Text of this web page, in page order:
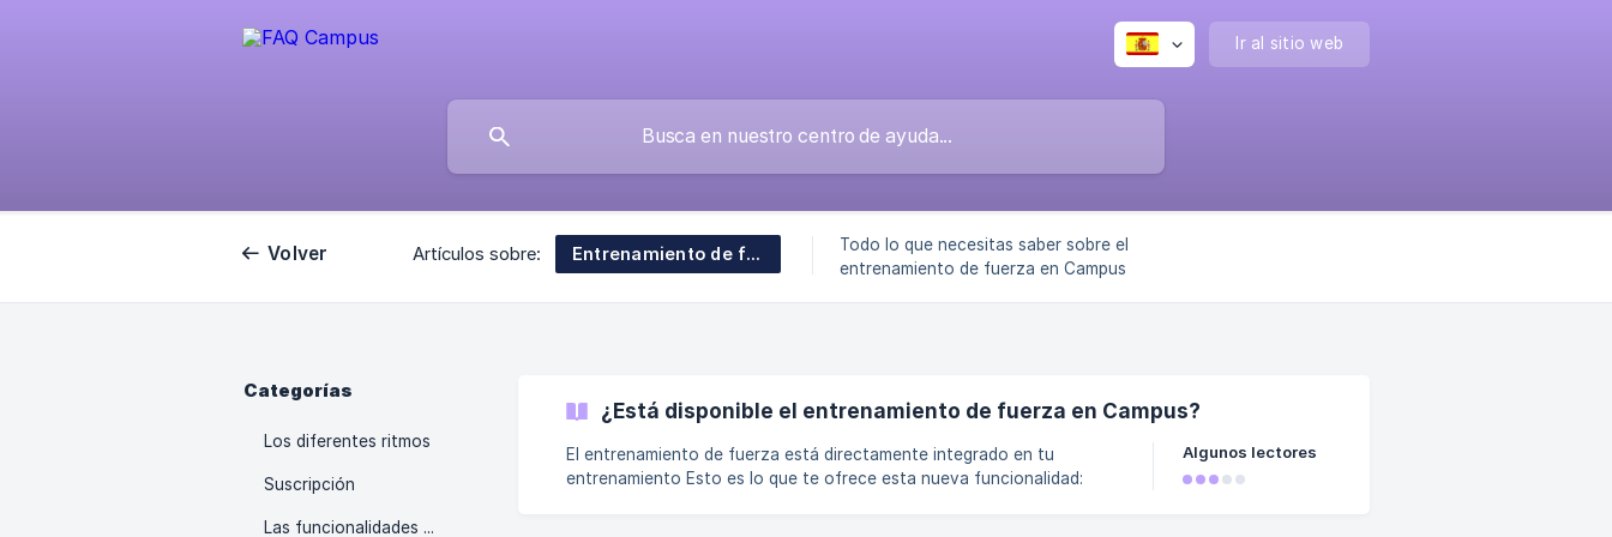
Ir al sitio web
Volver Artículos sobre: Entrenamiento de fuerza
Todo lo que necesitas saber sobre el
entrenamiento de fuerza en Campus
Categorías
Los diferentes ritmos
Suscripción
Las funcionalidades de Campus
¿Está disponible el entrenamiento de fuerza en Campus?
El entrenamiento de fuerza está directamente integrado en tu
entrenamiento Esto es lo que te ofrece esta nueva funcionalidad:
Algunos lectores